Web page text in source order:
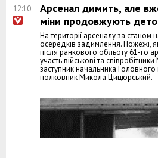
12:10
Арсенал димить, але
міни продовжують
На території арсеналу за станом
осередків задимлення. Пожежі,
після ранкового обльоту 61-го
участь військові та
заступник начальника
полковник Микола Цицюрський.